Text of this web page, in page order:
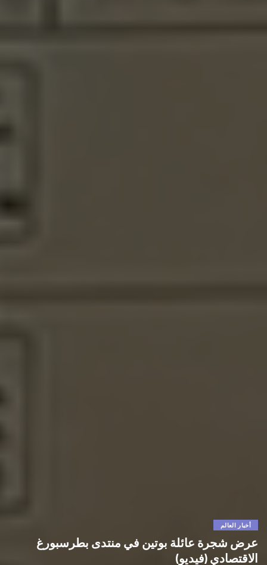
أخبار العالم
عرض شجرة عائلة بوتين في منتدى بطرسبورغ
الاقتصادي (فيديو)